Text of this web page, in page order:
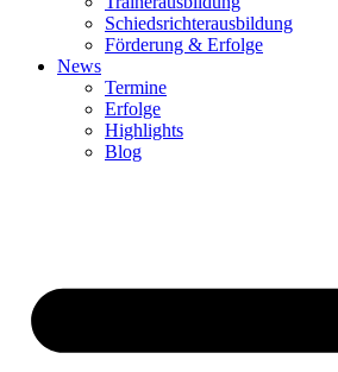
Schiedsrichterausbildung
Förderung & Erfolge
News
Termine
Erfolge
Highlights
Blog